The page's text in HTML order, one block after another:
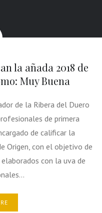
la añada 2018 de
Muy Buena
de la Ribera del Duero
de primera
de calificar la
Origen, con el objetivo de
con la uva de